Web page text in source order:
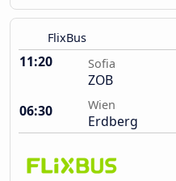
FlixBus
11:20 Sofia
ZOB
06:30
Wien
Erdberg